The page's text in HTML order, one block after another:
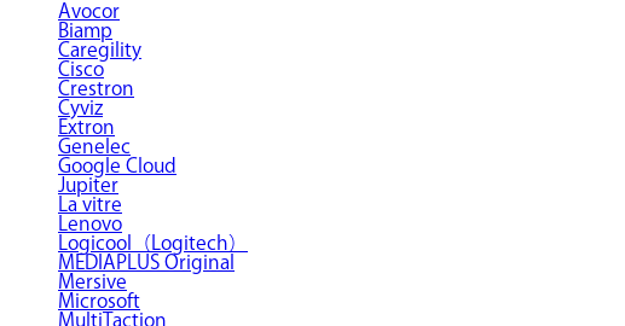
Avocor
Biamp
Caregility
Cisco
Crestron
Cyviz
Extron
Genelec
Google Cloud
Jupiter
La vitre
Lenovo
Logicool（Logitech）
MEDIAPLUS Original
Mersive
Microsoft
MultiTaction